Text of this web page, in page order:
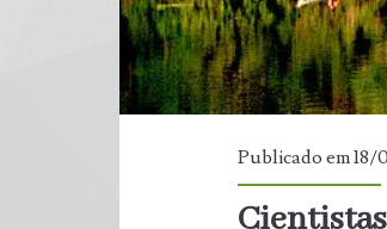
Publicado em 18/